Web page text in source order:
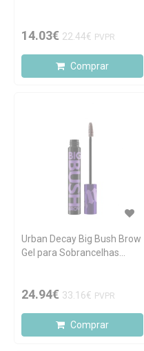
14.03€ 22.44€ PVPR
Comprar
Urban Decay Big Bush Brow
Gel para Sobrancelhas
24.94€ 33.16€ PVPR
Comprar